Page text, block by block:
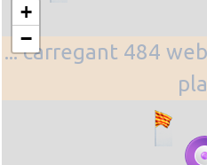
... carregant 484
+
−